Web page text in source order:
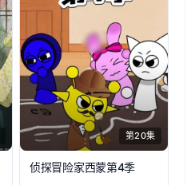
第20集
侦探冒险家西蒙第4季